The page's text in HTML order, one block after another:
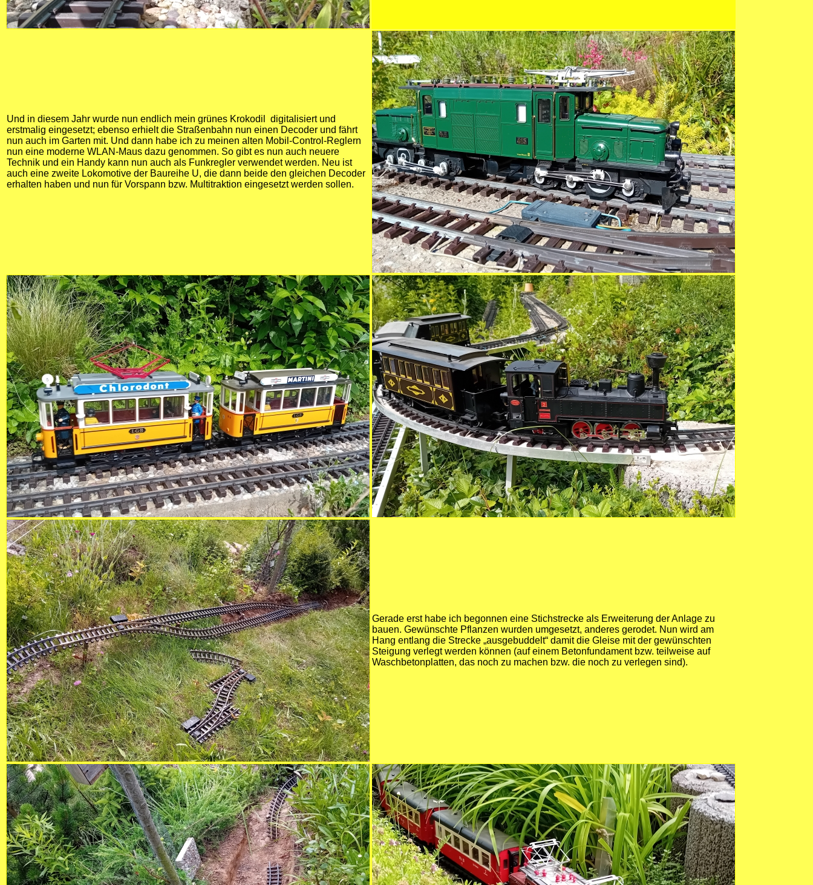
Und in diesem Jahr wurde nun endlich mein grünes Krokodil digitalisiert und
erstmalig eingesetzt; ebenso erhielt die Straßenbahn nun einen Decoder und fährt
nun auch im Garten mit. Und dann habe ich zu meinen alten Mobil-Control-Reglern
nun eine moderne WLAN-Maus dazu genommen. So gibt es nun auch neuere
Technik und ein Handy kann nun auch als Funkregler verwendet werden. Neu ist
auch eine zweite Lokomotive der Baureihe U, die dann beide den gleichen Decoder
erhalten haben und nun für Vorspann bzw. Multitraktion eingesetzt werden sollen.
Gerade erst habe ich begonnen eine Stichstrecke als Erweiterung der Anlage zu
bauen. Gewünschte Pflanzen wurden umgesetzt, anderes gerodet. Nun wird am
Hang entlang die Strecke „ausgebuddelt“ damit die Gleise mit der gewünschten
Steigung verlegt werden können (auf einem Betonfundament bzw. teilweise auf
Waschbetonplatten, das noch zu machen bzw. die noch zu verlegen sind).